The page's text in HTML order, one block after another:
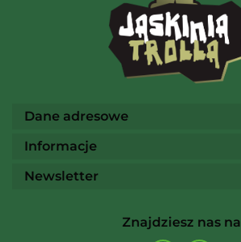
Ammo
Dane adresowe
Informacje
Newsletter
Znajdziesz nas na